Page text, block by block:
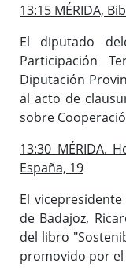
13:15 MÉRIDA,
El diputado
Participación
Diputación
al acto de
sobre
13:30 MÉRIDA.
España, 19
El
de Badajoz,
del libro
promovido por el